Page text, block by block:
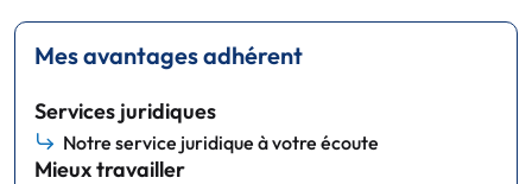
Mes avantages adhérent
Services juridiques
Notre service juridique à votre écoute
Mieux travailler